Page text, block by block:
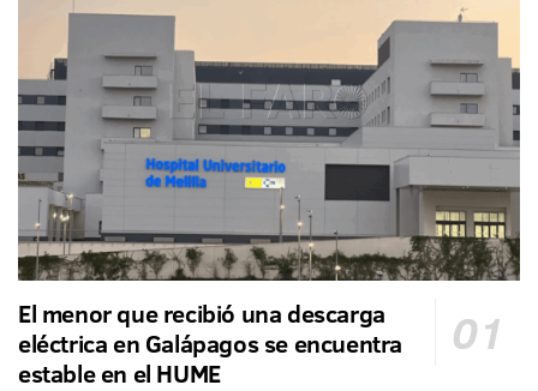
El menor que recibió una descarga
eléctrica en Galápagos se encuentra
estable en el HUME